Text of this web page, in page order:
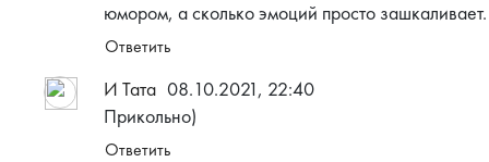
юмором, а сколько эмоций просто зашкаливает.
Ответить
И Тата 08.10.2021, 22:40
Прикольно)
Ответить